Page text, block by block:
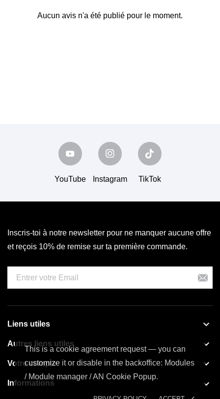
This is a cookie agreement request — you can
customize it or disable in the backoffice: Modules
/ Module manager / AN Cookie Popup.
Aucun avis n'a été publié pour le moment.
YouTube Instagram TikTok
Inscris-toi à notre newsletter pour ne manquer aucune offre
et reçois 10% de remise sur ta première commande.
Liens utiles 
Autres liens utiles 
Votre compte 
Informations 